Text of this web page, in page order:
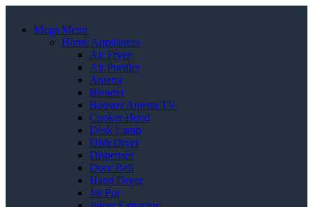
Mega Menu
Home Appliances
Air Fryer
Air Purifier
Antena
Blender
Booster Antena TV
Cooker Hood
Desk Lamp
Dish Dryer
Dispenser
Door Bell
Hand Dryer
Jar Pot